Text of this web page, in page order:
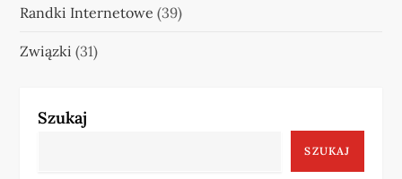
Randki Internetowe (39)
Związki (31)
Szukaj
SZUKAJ